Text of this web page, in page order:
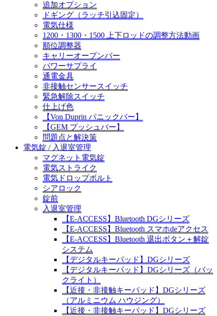
追加オプション
ドギング（ラッチ引込固定）
電気仕様
1200・1300・1500 上下ロッドの調整方法動画
順位調整器
キャリーオープンバー
パワーサプライ
通電金具
非接触センサースイッチ
緊急解除スイッチ
仕上げ色
【Von Duprin パニックバー】
【GEM プッシュバー】
問題点と解決策
電気錠 / 入退室管理
マグネット電気錠
電気ストライク
電気ドロップボルト
シアロック
錠前
入退室管理
【E-ACCESS】Bluetooth DGシリーズ
【E-ACCESS】Bluetooth スマホdeアクセス
【E-ACCESS】Bluetooth 退出ボタン＋解錠
システム
【デジタルキーパッド】DGシリーズ
【デジタルキーパッド】DGシリーズ（バッ
クライト）
【近接・非接触キーパッド】DGシリーズ
（アルミニウム ハウジング）
【近接・非接触キーパッド】DGシリーズ